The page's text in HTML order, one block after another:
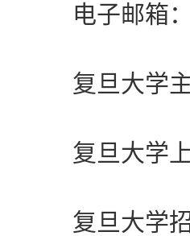
电子邮箱：
复旦大学主
复旦大学上
复旦大学招